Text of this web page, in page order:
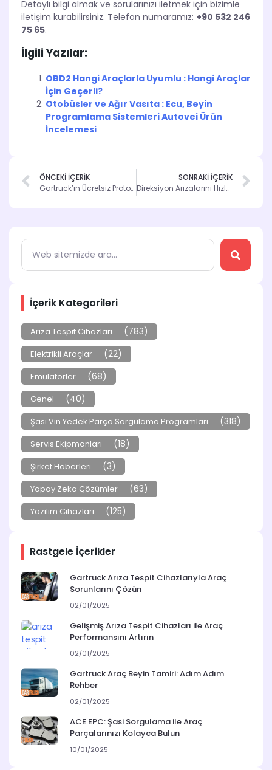
İçerik Kategorileri
Arıza Tespit Cihazları (783)
Elektrikli Araçlar (22)
Emülatörler (68)
Genel (40)
Şasi Vin Yedek Parça Sorgulama Programları (318)
Servis Ekipmanları (18)
Şirket Haberleri (3)
Yapay Zeka Çözümler (63)
Yazılım Cihazları (125)
Rastgele İçerikler
Gartruck Arıza Tespit Cihazlarıyla Araç
Sorunlarını Çözün
02/01/2025
Gelişmiş Arıza Tespit Cihazları ile Araç
Performansını Artırın
02/01/2025
Gartruck Araç Beyin Tamiri: Adım Adım
Rehber
02/01/2025
ACE EPC: Şasi Sorgulama ile Araç
Parçalarınızı Kolayca Bulun
10/01/2025
Detaylı bilgi almak ve sorularınızı iletmek için bizimle
iletişim kurabilirsiniz. Telefon numaramız: +90 532 246
75 65.
İlgili Yazılar:
OBD2 Hangi Araçlarla Uyumlu : Hangi Araçlar
İçin Geçerli?
Otobüsler ve Ağır Vasıta : Ecu, Beyin
Programlama Sistemleri Autovei Ürün
İncelemesi
ÖNCEKİ İÇERİK
Gartruck’ın Ücretsiz Protokolü ile Otomotivde Dönüşüm
SONRAKİ İÇERİK
Direksiyon Arızalarını Hızla Tespit Edin